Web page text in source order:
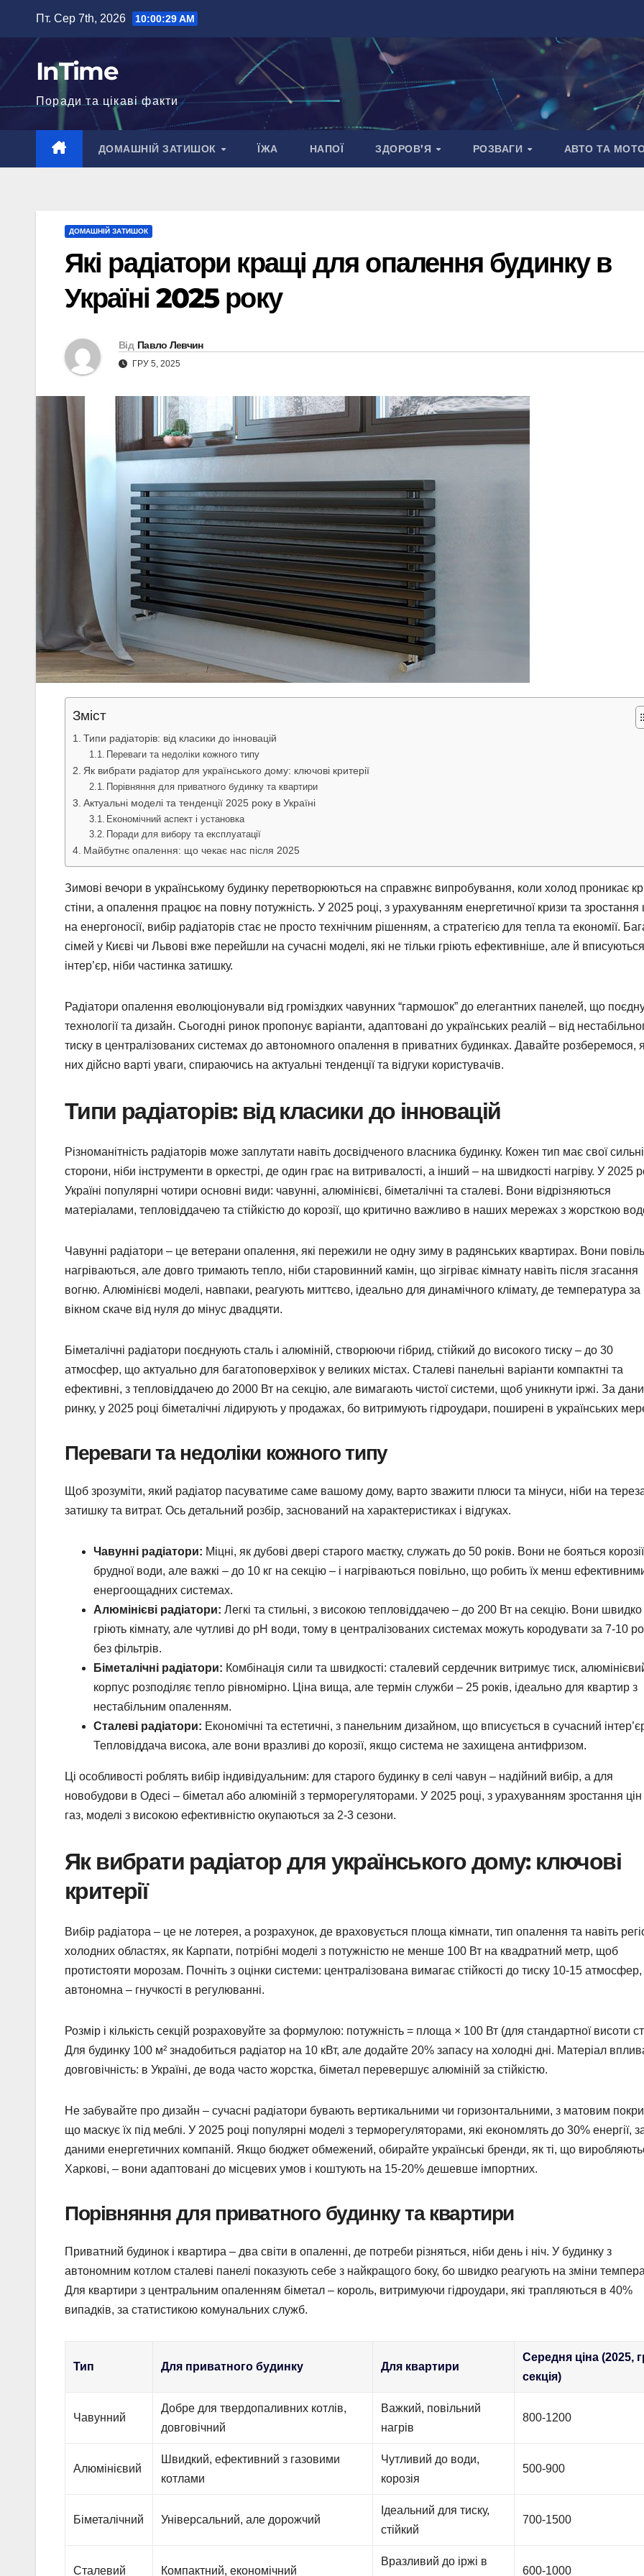
вмісту
Пт. Сер 7th, 2026 10:00:30 AM
InTime
Поради та цікаві факти
ДОМАШНІЙ ЗАТИШОК ЇЖА НАПОЇ ЗДОРОВ’Я РОЗВАГИ АВТО ТА
ДОМАШНІЙ ЗАТИШОК
Які радіатори кращі для опалення будинку в
Україні 2025 року
Від Павло Левчин
ГРУ 5, 2025
Зміст
Типи радіаторів: від класики до інновацій
Переваги та недоліки кожного типу
Як вибрати радіатор для українського дому: ключові критерії
Порівняння для приватного будинку та квартири
Актуальні моделі та тенденції 2025 року в Україні
Економічний аспект і установка
Поради для вибору та експлуатації
Майбутнє опалення: що чекає нас після 2025
Зимові вечори в українському будинку перетворюються на справжнє випробування, коли холод проникає
стіни, а опалення працює на повну потужність. У 2025 році, з урахуванням енергетичної кризи та зростання
на енергоносії, вибір радіаторів стає не просто технічним рішенням, а стратегією для тепла та економії.
сімей у Києві чи Львові вже перейшли на сучасні моделі, які не тільки гріють ефективніше, але й
інтер’єр, ніби частинка затишку.
Радіатори опалення еволюціонували від громіздких чавунних “гармошок” до елегантних панелей, що
технології та дизайн. Сьогодні ринок пропонує варіанти, адаптовані до українських реалій – від
тиску в централізованих системах до автономного опалення в приватних будинках. Давайте розберемося,
них дійсно варті уваги, спираючись на актуальні тенденції та відгуки користувачів.
Типи радіаторів: від класики до інновацій
Різноманітність радіаторів може заплутати навіть досвідченого власника будинку. Кожен тип має свої сильні
сторони, ніби інструменти в оркестрі, де один грає на витривалості, а інший – на швидкості нагріву. У 2025
Україні популярні чотири основні види: чавунні, алюмінієві, біметалічні та сталеві. Вони відрізняються
матеріалами, тепловіддачею та стійкістю до корозії, що критично важливо в наших мережах з жорсткою
Чавунні радіатори – це ветерани опалення, які пережили не одну зиму в радянських квартирах. Вони
нагріваються, але довго тримають тепло, ніби старовинний камін, що зігріває кімнату навіть після згасання
вогню. Алюмінієві моделі, навпаки, реагують миттєво, ідеально для динамічного клімату, де температура за
вікном скаче від нуля до мінус двадцяти.
Біметалічні радіатори поєднують сталь і алюміній, створюючи гібрид, стійкий до високого тиску – до 30
атмосфер, що актуально для багатоповерхівок у великих містах. Сталеві панельні варіанти компактні та
ефективні, з тепловіддачею до 2000 Вт на секцію, але вимагають чистої системи, щоб уникнути іржі. За
ринку, у 2025 році біметалічні лідирують у продажах, бо витримують гідроудари, поширені в українських
Переваги та недоліки кожного типу
Щоб зрозуміти, який радіатор пасуватиме саме вашому дому, варто зважити плюси та мінуси, ніби на
затишку та витрат. Ось детальний розбір, заснований на характеристиках і відгуках.
Чавунні радіатори: Міцні, як дубові двері старого маєтку, служать до 50 років. Вони не бояться
брудної води, але важкі – до 10 кг на секцію – і нагріваються повільно, що робить їх менш
енергоощадних системах.
Алюмінієві радіатори: Легкі та стильні, з високою тепловіддачею – до 200 Вт на секцію. Вони швидко
гріють кімнату, але чутливі до pH води, тому в централізованих системах можуть кородувати за 7-10
без фільтрів.
Біметалічні радіатори: Комбінація сили та швидкості: сталевий сердечник витримує тиск,
корпус розподіляє тепло рівномірно. Ціна вища, але термін служби – 25 років, ідеально для квартир з
нестабільним опаленням.
Сталеві радіатори: Економічні та естетичні, з панельним дизайном, що вписується в сучасний
Тепловіддача висока, але вони вразливі до корозії, якщо система не захищена антифризом.
Ці особливості роблять вибір індивідуальним: для старого будинку в селі чавун – надійний вибір, а для
новобудови в Одесі – біметал або алюміній з терморегуляторами. У 2025 році, з урахуванням зростання цін
газ, моделі з високою ефективністю окупаються за 2-3 сезони.
Як вибрати радіатор для українського дому: ключові
критерії
Вибір радіатора – це не лотерея, а розрахунок, де враховується площа кімнати, тип опалення та навіть
холодних областях, як Карпати, потрібні моделі з потужністю не менше 100 Вт на квадратний метр, щоб
протистояти морозам. Почніть з оцінки системи: централізована вимагає стійкості до тиску 10-15 атмосфер,
автономна – гнучкості в регулюванні.
Розмір і кількість секцій розраховуйте за формулою: потужність = площа × 100 Вт (для стандартної висоти
Для будинку 100 м² знадобиться радіатор на 10 кВт, але додайте 20% запасу на холодні дні. Матеріал
довговічність: в Україні, де вода часто жорстка, біметал перевершує алюміній за стійкістю.
Не забувайте про дизайн – сучасні радіатори бувають вертикальними чи горизонтальними, з матовим
що маскує їх під меблі. У 2025 році популярні моделі з терморегуляторами, які економлять до 30% енергії,
даними енергетичних компаній. Якщо бюджет обмежений, обирайте українські бренди, як ті, що
Харкові, – вони адаптовані до місцевих умов і коштують на 15-20% дешевше імпортних.
Порівняння для приватного будинку та квартири
Приватний будинок і квартира – два світи в опаленні, де потреби різняться, ніби день і ніч. У будинку з
автономним котлом сталеві панелі показують себе з найкращого боку, бо швидко реагують на зміни
Для квартири з центральним опаленням біметал – король, витримуючи гідроудари, які трапляються в 40%
випадків, за статистикою комунальних служб.
Тип Для приватного будинку Для квартири
Середня ціна (2025,
секція)
Чавунний
Добре для твердопаливних котлів,
довговічний
Важкий, повільний
нагрів
800-1200
Алюмінієвий
Швидкий, ефективний з газовими
котлами
Чутливий до води,
корозія
500-900
Біметалічний Універсальний, але дорожчий
Ідеальний для тиску,
стійкий
700-1500
Сталевий Компактний, економічний
Вразливий до іржі в
600-1000